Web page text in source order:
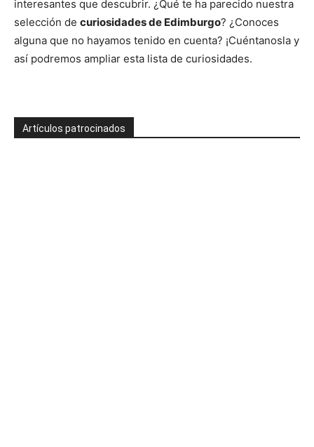
interesantes que descubrir. ¿Qué te ha parecido nuestra
selección de curiosidades de Edimburgo? ¿Conoces
alguna que no hayamos tenido en cuenta? ¡Cuéntanosla y
así podremos ampliar esta lista de curiosidades.
Artículos patrocinados